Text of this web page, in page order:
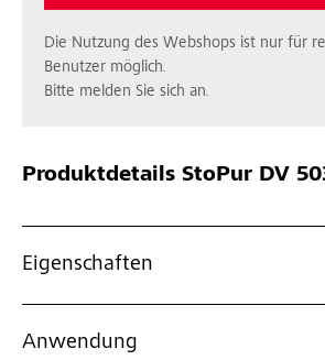
Die Nutzung des Webshops ist nur für
Benutzer möglich.
Bitte melden Sie sich an.
Produktdetails StoPur DV
Eigenschaften
Anwendung